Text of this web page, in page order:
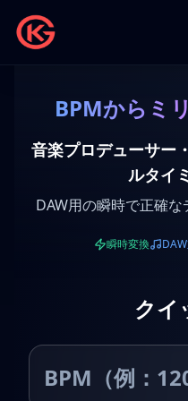
BPMからミ
音楽プロデューサー
ルタイ
DAW用の瞬時で正確
瞬時変換
クイ